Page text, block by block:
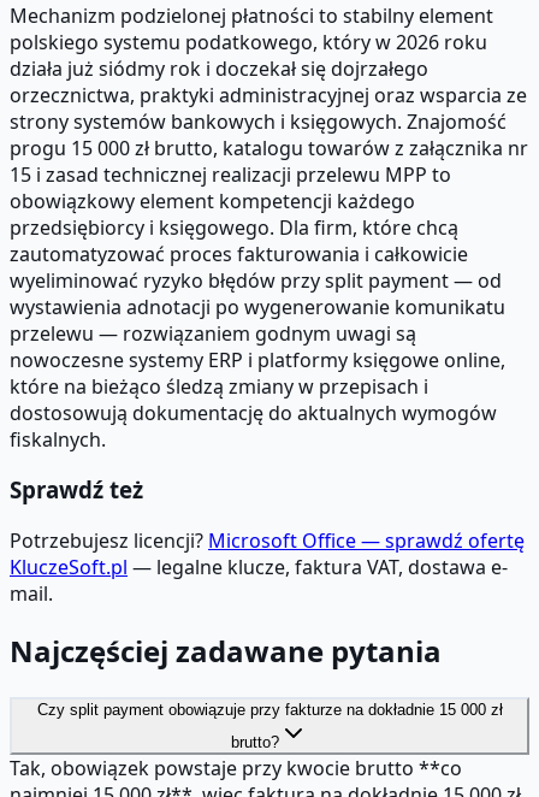
Mechanizm podzielonej płatności to stabilny element
polskiego systemu podatkowego, który w 2026 roku
działa już siódmy rok i doczekał się dojrzałego
orzecznictwa, praktyki administracyjnej oraz wsparcia ze
strony systemów bankowych i księgowych. Znajomość
progu 15 000 zł brutto, katalogu towarów z załącznika nr
15 i zasad technicznej realizacji przelewu MPP to
obowiązkowy element kompetencji każdego
przedsiębiorcy i księgowego. Dla firm, które chcą
zautomatyzować proces fakturowania i całkowicie
wyeliminować ryzyko błędów przy split payment — od
wystawienia adnotacji po wygenerowanie komunikatu
przelewu — rozwiązaniem godnym uwagi są
nowoczesne systemy ERP i platformy księgowe online,
które na bieżąco śledzą zmiany w przepisach i
dostosowują dokumentację do aktualnych wymogów
fiskalnych.
Sprawdź też
Potrzebujesz licencji? Microsoft Office — sprawdź ofertę
KluczeSoft.pl — legalne klucze, faktura VAT, dostawa e-
mail.
Najczęściej zadawane pytania
Czy split payment obowiązuje przy fakturze na dokładnie 15 000 zł
brutto?
Tak, obowiązek powstaje przy kwocie brutto **co